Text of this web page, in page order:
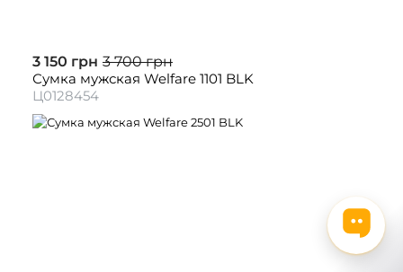
3 150 грн 3 700 грн
Сумка мужская Welfare 1101 BLK
Ц0128454